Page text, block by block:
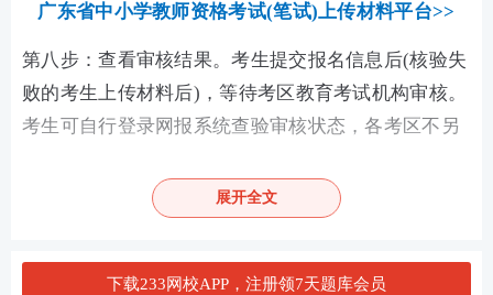
广东省中小学教师资格考试(笔试)上传材料平台>>
第八步：查看审核结果。考生提交报名信息后(核验失
败的考生上传材料后)，等待考区教育考试机构审核。
考生可自行登录网报系统查验审核状态，各考区不另
第九步：缴费。网上审核通过的考生，在网上缴费截
支付考试费。缴费后考生可在网报系统中查询报名是
展开全文
下载233网校APP，注册领7天题库会员